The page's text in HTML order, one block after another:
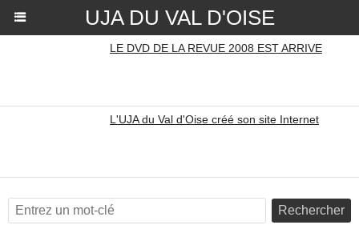
UJA DU VAL D'OISE
LE DVD DE LA REVUE 2008 EST ARRIVE
L'UJA du Val d'Oise créé son site Internet
Rechercher